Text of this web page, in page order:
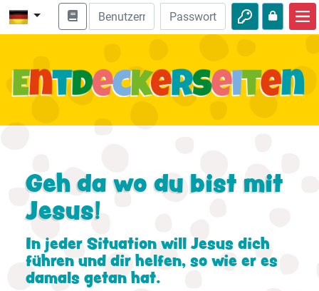
Bibel entdecken
Natur
Geh da wo du bist mit
Jesus!
In jeder Situation will Jesus dich
führen und dir helfen, so wie er es
damals getan hat.